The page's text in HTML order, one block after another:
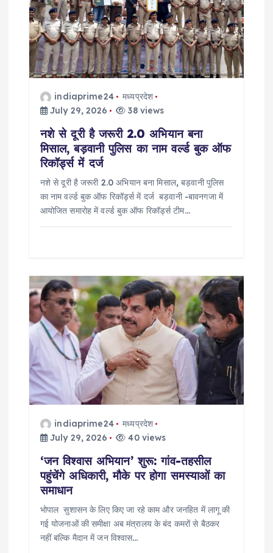
a
t
indiaprime24
मध्यप्रदेश
July 29, 2026
38 views
नशे से दूरी है जरूरी 2.0 अभियान बना
मिसाल, बड़वानी पुलिस का नाम वर्ल्ड बुक ऑफ
रिकॉर्ड्स में दर्ज
नशे से दूरी है जरूरी 2.0 अभियान बना मिसाल, बड़वानी पुलिस
का नाम वर्ल्ड बुक ऑफ रिकॉर्ड्स में दर्ज बड़वानी -बावनगजा में
आयोजित समारोह में वर्ल्ड बुक ऑफ रिकॉर्ड्स टीम…
indiaprime24
मध्यप्रदेश
July 29, 2026
40 views
‘जन विश्वास अभियान’ शुरू: गांव-तहसील
पहुंचेंगे अधिकारी, मौके पर होगा समस्याओं का
समाधान
भोपाल सुशासन के लिए किए जा रहे काम और जनहित में लागू की
गई योजनाओं की समीक्षा अब मंत्रालय के बंद कमरों से बैठकर
नहीं बल्कि मैदान में जन विश्वास…